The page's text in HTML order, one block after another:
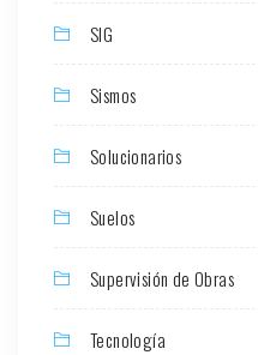
SIG
Sismos
Solucionarios
Suelos
Supervisión de Obras
Tecnología